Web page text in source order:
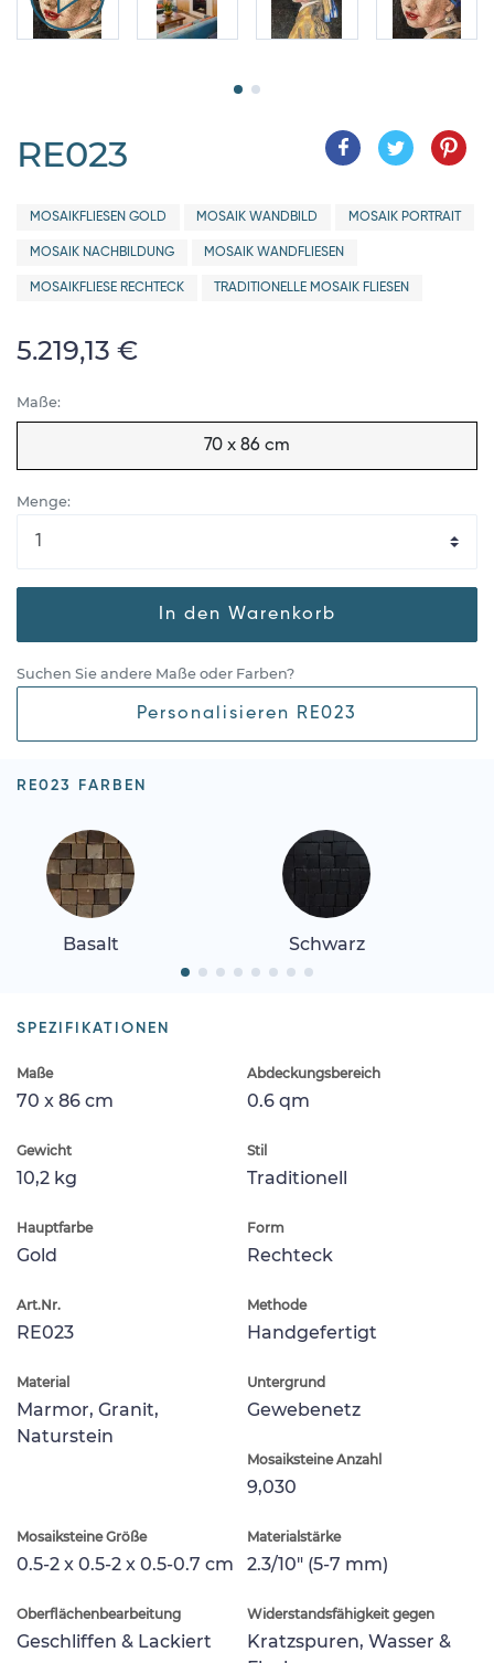
RE023
MOSAIKFLIESEN GOLD MOSAIK WANDBILD MOSAIK PORTRAIT
MOSAIK NACHBILDUNG MOSAIK WANDFLIESEN
MOSAIKFLIESE RECHTECK TRADITIONELLE MOSAIK FLIESEN
5.219,13 €
Maße:
70 x 86 cm
Menge:
In den Warenkorb
Suchen Sie andere Maße oder Farben?
Personalisieren RE023
RE023 FARBEN
Basalt Schwarz
SPEZIFIKATIONEN
Maße
70 x 86 cm
Abdeckungsbereich
0.6 qm
Gewicht
10,2 kg
Stil
Traditionell
Hauptfarbe
Gold
Form
Rechteck
Art.Nr.
RE023
Methode
Handgefertigt
Material
Marmor, Granit,
Naturstein
Untergrund
Gewebenetz
Mosaiksteine Anzahl
9,030
Mosaiksteine Größe
0.5-2 x 0.5-2 x 0.5-0.7 cm
Materialstärke
2.3/10" (5-7 mm)
Oberflächenbearbeitung
Geschliffen & Lackiert
Widerstandsfähigkeit gegen
Kratzspuren, Wasser &